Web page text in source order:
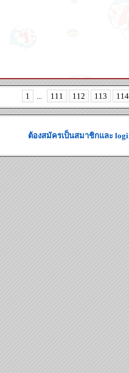
1 111 112 113 114
ต้องสมัครเป็นสมาชิกและ